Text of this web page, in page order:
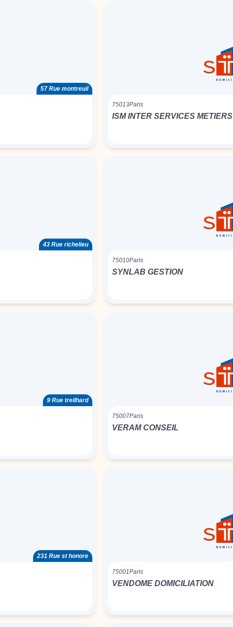
57 Rue montreuil
75013Paris
ISM INTER SERVICES METIERS
43 Rue richelieu
75010Paris
SYNLAB GESTION
9 Rue treilhard
75007Paris
VERAM CONSEIL
231 Rue st honore
75001Paris
VENDOME DOMICILIATION